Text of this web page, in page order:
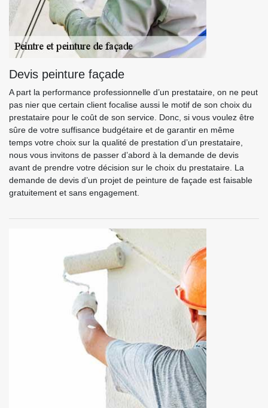
Devis peinture façade
A part la performance professionnelle d’un prestataire, on ne peut
pas nier que certain client focalise aussi le motif de son choix du
prestataire pour le coût de son service. Donc, si vous voulez être
sûre de votre suffisance budgétaire et de garantir en même
temps votre choix sur la qualité de prestation d’un prestataire,
nous vous invitons de passer d’abord à la demande de devis
avant de prendre votre décision sur le choix du prestataire. La
demande de devis d’un projet de peinture de façade est faisable
gratuitement et sans engagement.